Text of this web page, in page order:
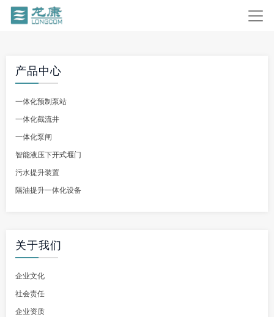
产品中心
一体化预制泵站
一体化截流井
一体化泵闸
智能液压下开式堰门
污水提升装置
隔油提升一体化设备
关于我们
企业文化
社会责任
企业资质